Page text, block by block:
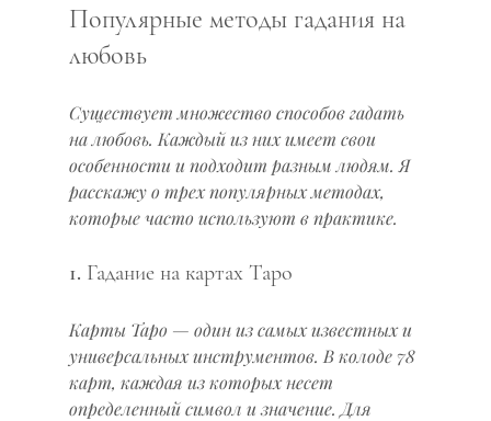
Популярные методы гадания на
любовь
Существует множество способов гадать
на любовь. Каждый из них имеет свои
особенности и подходит разным людям. Я
расскажу о трех популярных методах,
которые часто используют в практике.
1. Гадание на картах Таро
Карты Таро — один из самых известных и
универсальных инструментов. В колоде 78
карт, каждая из которых несет
определенный символ и значение. Для